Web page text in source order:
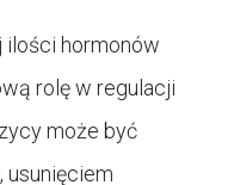
hormonów
rolę w regulacji
może być
usunięciem